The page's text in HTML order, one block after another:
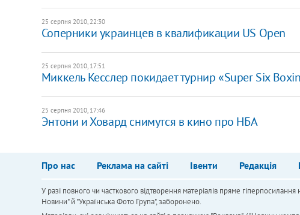
25 серпня 2010, 22:30
Соперники украинцев в квалификации US Open
25 серпня 2010, 17:51
Миккель Кесслер покидает турнир «Super Six
25 серпня 2010, 17:46
Энтони и Ховард снимутся в кино про НБА
Про нас Реклама на сайті Івенти Редакція
У разі повного чи часткового відтворення матеріалів пряме
Новини" й "Українська Фото Група", заборонено.